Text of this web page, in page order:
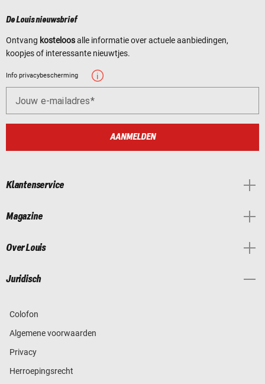
De Louis nieuwsbrief
Ontvang kosteloosalle informatie over actuele aanbiedingen,
koopjes of interessante nieuwtjes.
Info privacybescherming
Jouw e-mailadres
AANMELDEN
Klantenservice
Magazine
Over Louis
Juridisch
Colofon
Algemene voorwaarden
Privacy
Herroepingsrecht